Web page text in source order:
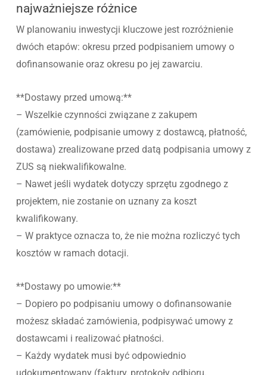
najważniejsze różnice
W planowaniu inwestycji kluczowe jest rozróżnienie
dwóch etapów: okresu przed podpisaniem umowy o
dofinansowanie oraz okresu po jej zawarciu.
**Dostawy przed umową:**
– Wszelkie czynności związane z zakupem
(zamówienie, podpisanie umowy z dostawcą, płatność,
dostawa) zrealizowane przed datą podpisania umowy z
ZUS są niekwalifikowalne.
– Nawet jeśli wydatek dotyczy sprzętu zgodnego z
projektem, nie zostanie on uznany za koszt
kwalifikowany.
– W praktyce oznacza to, że nie można rozliczyć tych
kosztów w ramach dotacji.
**Dostawy po umowie:**
– Dopiero po podpisaniu umowy o dofinansowanie
możesz składać zamówienia, podpisywać umowy z
dostawcami i realizować płatności.
– Każdy wydatek musi być odpowiednio